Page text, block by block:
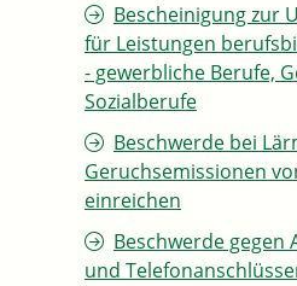
Bescheinigung zur
für Leistungen
- gewerbliche Berufe,
Sozialberufe
Beschwerde bei
Geruchsemissionen
einreichen
Beschwerde
und